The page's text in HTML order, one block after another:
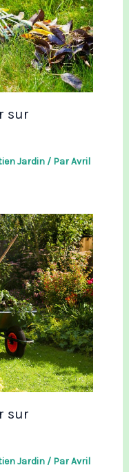
sur
Jardin/ ParAvril
sur
Jardin/ ParAvril